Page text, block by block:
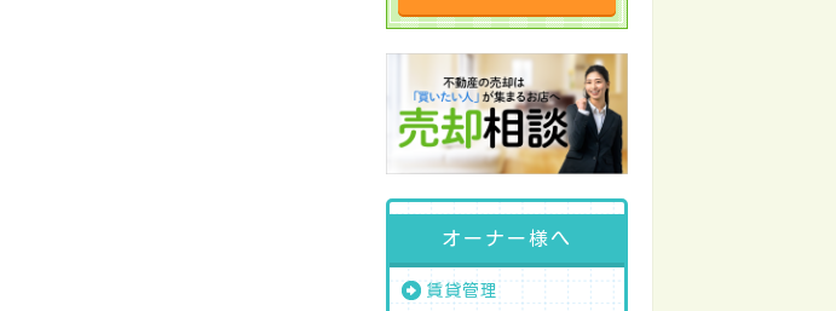
オーナー様へ
賃貸管理